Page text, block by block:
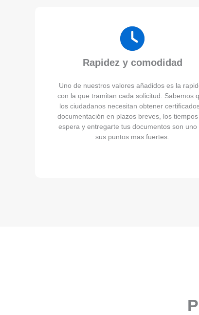
Rapidez y comodidad
Uno de nuestros valores añadidos es la
con la que tramitan cada solicitud. Sabemos
los ciudadanos necesitan obtener
documentación en plazos breves, los tiempos
espera y entregarte tus documentos son uno
sus puntos mas fuertes.